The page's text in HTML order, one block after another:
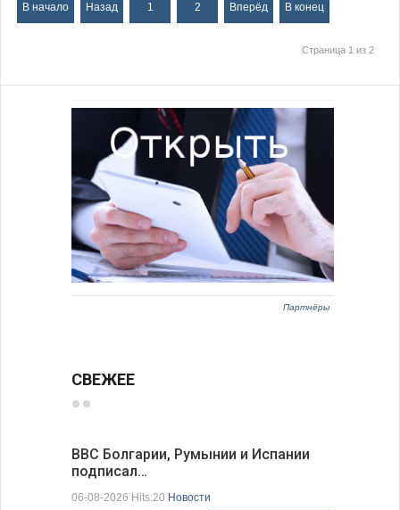
В начало Назад 1 2 Вперёд В конец
Страница 1 из 2
Партнёры
СВЕЖЕЕ
ВВС Болгарии, Румынии и Испании
подписал…
06-08-2026 Hits:20 Новости